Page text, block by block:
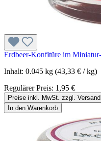
Erdbeer-Konfitüre im
Inhalt: 0.045 kg (43,33 € / kg)
Regulärer Preis: 1,95 €
Preise inkl. MwSt. zzgl.
In den Warenkorb